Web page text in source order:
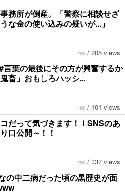
務所が倒産。「警察に相談せざ
な金の使い込みの疑いが...」
ririri / 205 views
言葉の最後にその方が興奮するか
畜」おもしろハッシ...
ririri / 101 views
だって気づきます！！SNSのあ
口公開～！！
ririri / 337 views
の中二病だった頃の黒歴史が面